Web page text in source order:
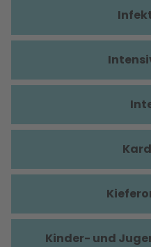
Kinder- und